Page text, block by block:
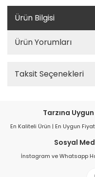
Ürün Bilgisi
Ürün Yorumları
Taksit Seçenekleri
Tarzına
En Kaliteli Ürün | En Uygun
Sosyal
İnstagram ve Whatsapp